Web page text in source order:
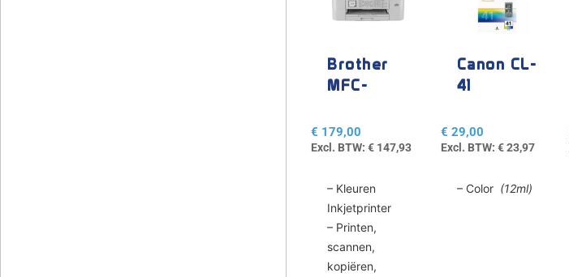
Brother
MFC-
€ 179,00
Excl. BTW:€ 147,93
– Kleuren
Inkjetprinter
– Printen,
scannen,
kopiëren,
Canon CL-
41
€ 29,00
Excl. BTW: €23,97
– Color (12ml)